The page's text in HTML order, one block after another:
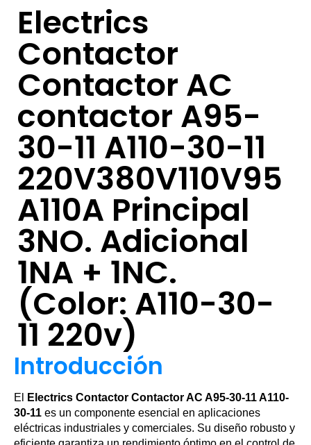
Electrics
Contactor
Contactor AC
contactor A95-
30-11 A110-30-11
220V380V110V95
A110A Principal
3NO. Adicional
1NA + 1NC.
(Color: A110-30-
11 220v)
Introducción
El
Electrics Contactor Contactor AC A95-30-11 A110-
30-11 es un componente esencial en aplicaciones
eléctricas industriales y comerciales. Su diseño robusto y